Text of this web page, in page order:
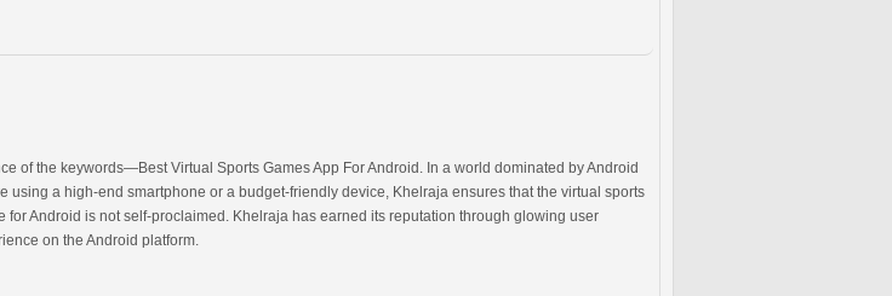
of the keywords—Best Virtual Sports Games App For Android. In a world dominated by Android
using a high-end smartphone or a budget-friendly device, Khelraja ensures that the virtual sports
Android is not self-proclaimed. Khelraja has earned its reputation through glowing user
on the Android platform.